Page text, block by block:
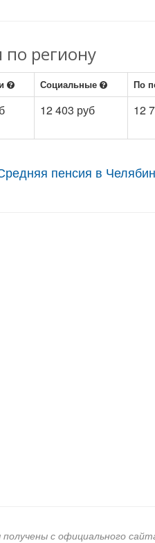
по региону
Социальные По
12 403 руб 12
пенсия в
с официального